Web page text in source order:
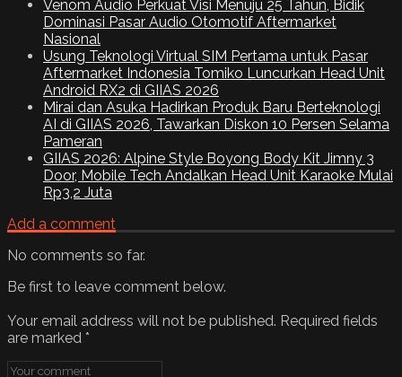
Venom Audio Perkuat Visi Menuju 25 Tahun, Bidik
Dominasi Pasar Audio Otomotif Aftermarket
Nasional
Usung Teknologi Virtual SIM Pertama untuk Pasar
Aftermarket Indonesia Tomiko Luncurkan Head Unit
Android RX2 di GIIAS 2026
Mirai dan Asuka Hadirkan Produk Baru Berteknologi
AI di GIIAS 2026, Tawarkan Diskon 10 Persen Selama
Pameran
GIIAS 2026: Alpine Style Boyong Body Kit Jimny 3
Door, Mobile Tech Andalkan Head Unit Karaoke Mulai
Rp3,2 Juta
Add a comment
No comments so far.
Be first to leave comment below.
Your email address will not be published. Required fields
are marked *